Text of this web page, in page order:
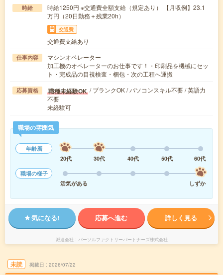
時給
時給1250円 ※交通費全額支給（規定あり） 【月収例】23.1
万円（20日勤務＋残業20h）
交通費
交通費支給あり
仕事内容
マシンオペレーター
加工機のオペレーターのお仕事です！・印刷品を機械にセッ
ト・完成品の目視検査・梱包・次の工程へ運搬
応募資格 職種未経験OK / ブランクOK / パソコンスキル不要 / 英語力
不要
未経験可
職場の雰囲気
年齢層
20代
30代 40代 50代
60代
職場の様子
活気がある
しずか
気になる! 応募へ進む 詳しく見る
派遣会社 パーソルファクトリーパートナーズ株式会社
未読 掲載日 2026/07/22